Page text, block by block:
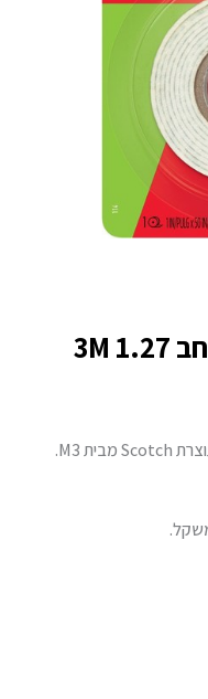
דבק דו צדדי ספוגי רחב 3M 1.27
דבק דו צדדי ספוגי רחב 25.4 מ"מ תוצרת Scotch מבית M3.